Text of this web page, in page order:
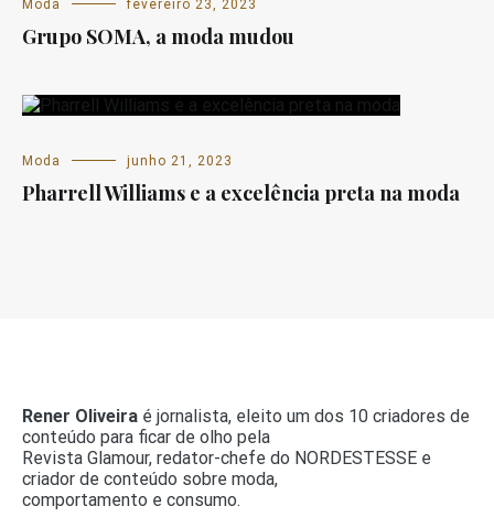
Moda fevereiro 23, 2023
Grupo SOMA, a moda mudou
Moda junho 21, 2023
Pharrell Williams e a excelência preta na moda
Rener Oliveira é jornalista, eleito um dos 10 criadores de
conteúdo para ficar de olho pela
Revista Glamour, redator-chefe do NORDESTESSE e
criador de conteúdo sobre moda,
comportamento e consumo.